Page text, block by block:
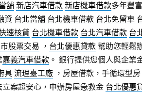
舖 新店汽車借款 新店機車借款多年豐富
資 台北當舖 台北機車借款 台北免留車
速核貸 台北機車借款 台北汽車借款 台
股票交易 ， 台北優惠貸款幫助您輕鬆
嘉義汽車借款。 銀行提供您個人與企業
具 流理臺工廠，房屋借款，手循環型房
案超安心，申辦房屋急救金 台北優惠